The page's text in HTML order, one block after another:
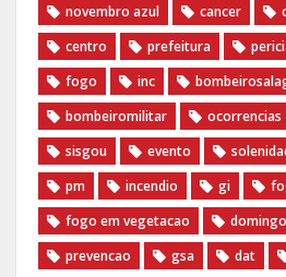
novembro azul
cancer
centro
prefeitura
fogo
inc
bombeiromilitar
ocorrencias
sisgou
evento
pm
incendio gi
fogo em vegetacao
domingo
prevencao
gsa dat